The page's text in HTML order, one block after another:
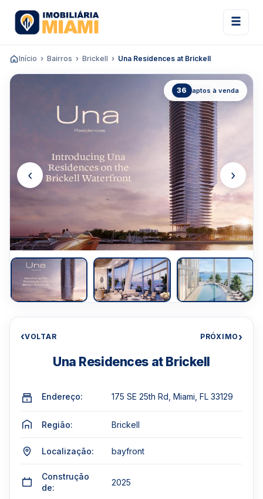
Início Bairros Brickell Una Residences at Brickell
36 aptos à venda
‹ ›
‹VOLTAR PRÓXIMO›
Una Residences at Brickell
Endereço: 175 SE 25th Rd, Miami, FL 33129
Região: Brickell
Localização: bayfront
Construção
de:
2025